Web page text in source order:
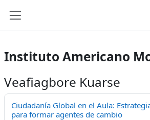
Instituto Americano
Veafiagbore Kuarse
Ciudadanía Global en el Aula:
para formar agentes de cambio